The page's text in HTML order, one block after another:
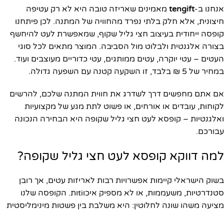
אנחנו ב-tengift מאמינים שאריזה טובה היא לא רק עטיפה
חיצונית, אלא חלק בלתי נפרד מהחוויה של המתנה. לכן פיתחנו
קופסה ייחודית בעיצוב חצי גליל שקוף, שמאפשרת לעט להיחשף
בצורה אלגנטית ולבלוט מול הסביבה. המוצר מתאים לכל סוגי
העטים – עטי יוקרה, עטים ממותגים, עטי כדוריים מעוצבים ועוד.
במחיר של 5 ₪ בלבד, זו השקעה קטנה עם השפעה גדולה.
אם אתם מחפשים דרך לשדרג את חווית המתנה שלכם, להרשים
לקוחות, עובדים או אורחים, או פשוט לתת מגע של מקצועיות
ואלגנטיות – קופסא לעט חצי גליל שקופה היא הבחירה הנכונה
עבורכם.
למה דווקא קופסא לעט חצי גליל שקופה?
בשוק הישראלי קיימות אפשרויות רבות לאריזות עטים, אך רובן
סטנדרטיות, משעממות, או לא מספיק איכוtiות. הקופסה שלנו
מציעה משהו שונה לחלוטין: היא משלבת בין פשטות מינימליסטית